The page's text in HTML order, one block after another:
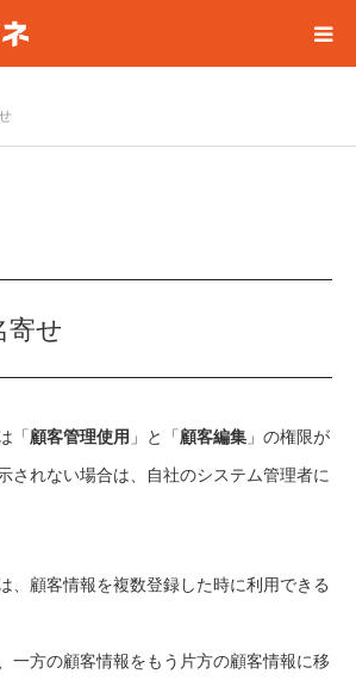
寄せ
「顧客管理使用 」と「顧客編集 」の権限が
されない場合は、自社のシステム管理者に
、顧客情報を複数登録した時に利用できる
一方の顧客情報をもう片方の顧客情報に移